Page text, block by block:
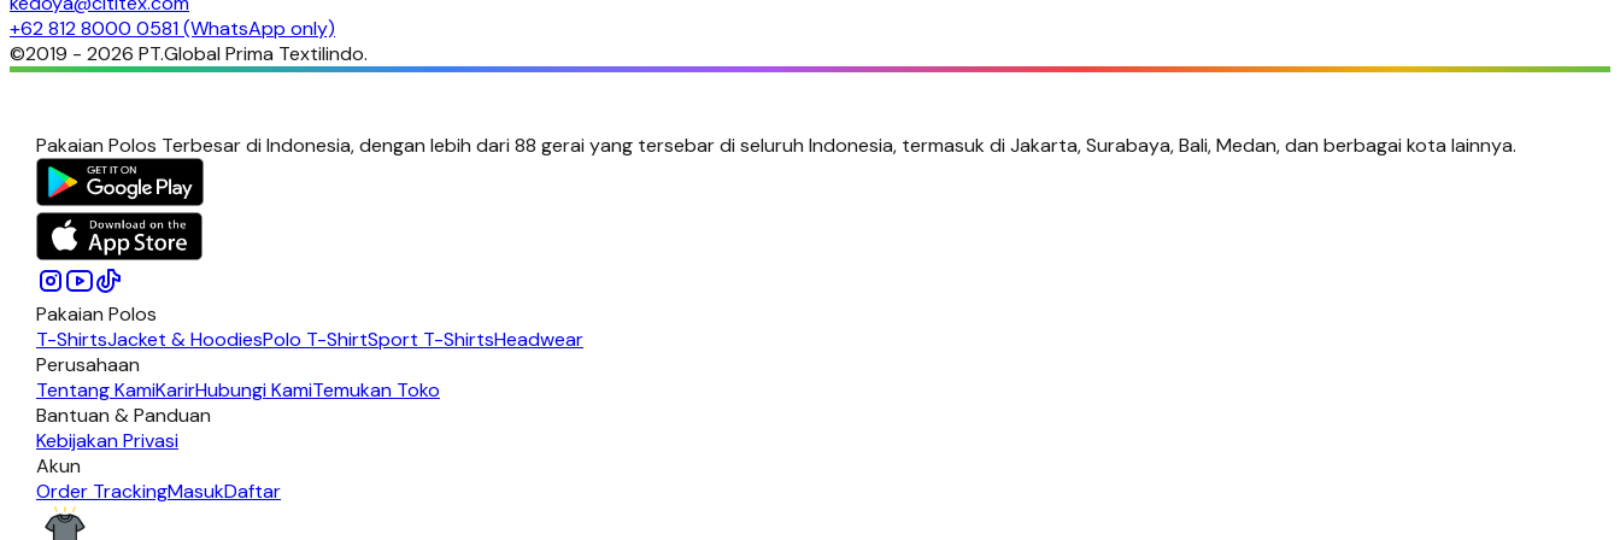
+62 812 8000 0581 (WhatsApp only)
©2019 - 2026 PT.Global Prima Textilindo.
Pakaian Polos Terbesar di Indonesia, dengan lebih dari 88 gerai yang tersebar di seluruh Indonesia, termasuk di Jakarta, Surabaya, Bali, Medan, dan berbagai kota lainnya.
Pakaian Polos
T-ShirtsJacket & HoodiesPolo T-ShirtSport T-ShirtsHeadwear
Perusahaan
Tentang KamiKarirHubungi KamiTemukan Toko
Bantuan & Panduan
Kebijakan Privasi
Akun
Order TrackingMasukDaftar